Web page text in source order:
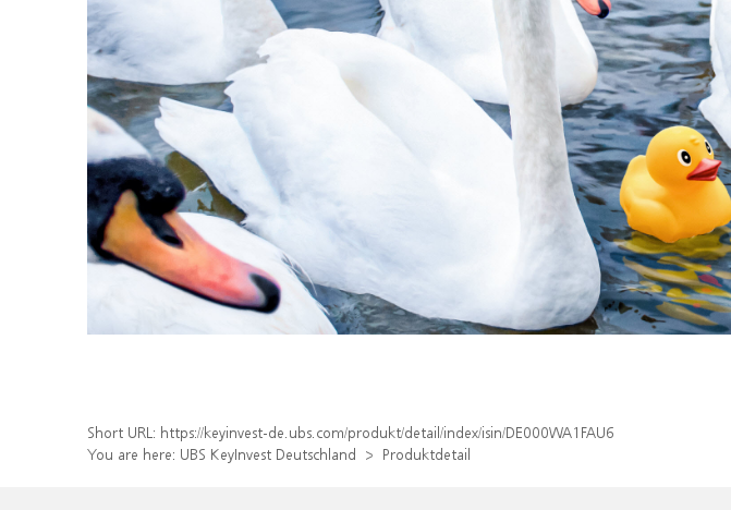
Short URL: https://keyinvest-de.ubs.com/produkt/detail/index/isin/DE000WA1FAU6
You are here: UBS KeyInvest Deutschland Produktdetail